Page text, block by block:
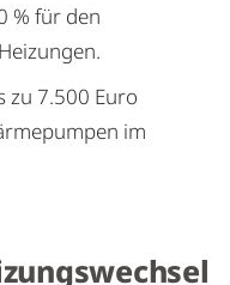
% für den
zu 7.500 Euro
im